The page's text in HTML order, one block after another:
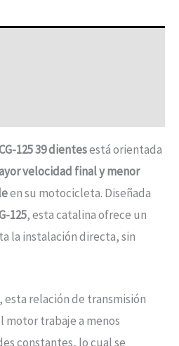
125 39 dientesestá orientada
velocidad final y menor
en su motocicleta. Diseñada
125, esta catalina ofrece un
la instalación directa, sin
, esta relación de transmisión
motor trabaje a menos
constantes, lo cual se